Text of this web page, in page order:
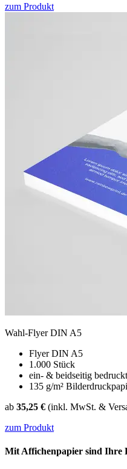
zum Produkt
Wahl-Flyer DIN A5
Flyer DIN A5
1.000 Stück
ein- & beidseitig bedruckt
135 g/m²
ab 35,25 € (inkl. MwSt. &
zum Produkt
Mit Affichenpapier sind Ihre